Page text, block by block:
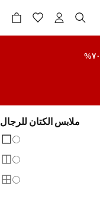
ملابس الكتان للرجال